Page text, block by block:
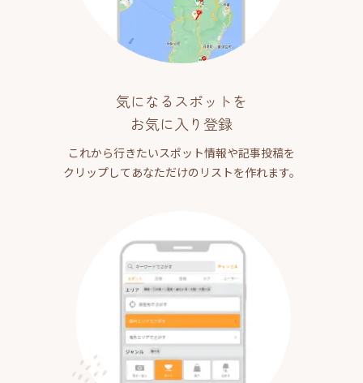
気になるスポットを
お気に入り登録
これから行きたいスポット情報や記事投稿を
クリップしてあなただけのリストを作れます。